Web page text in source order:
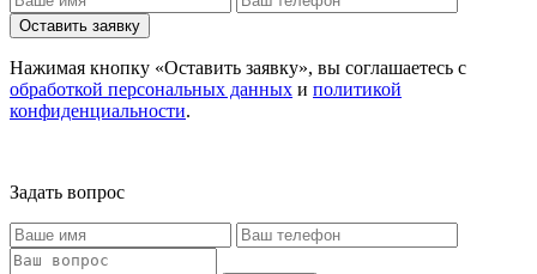
Оставить заявку
Нажимая кнопку «Оставить заявку», вы соглашаетесь с
обработкой персональных данных и политикой
конфиденциальности.
Задать вопрос